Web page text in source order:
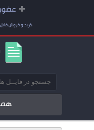
خرید و فروش فایل